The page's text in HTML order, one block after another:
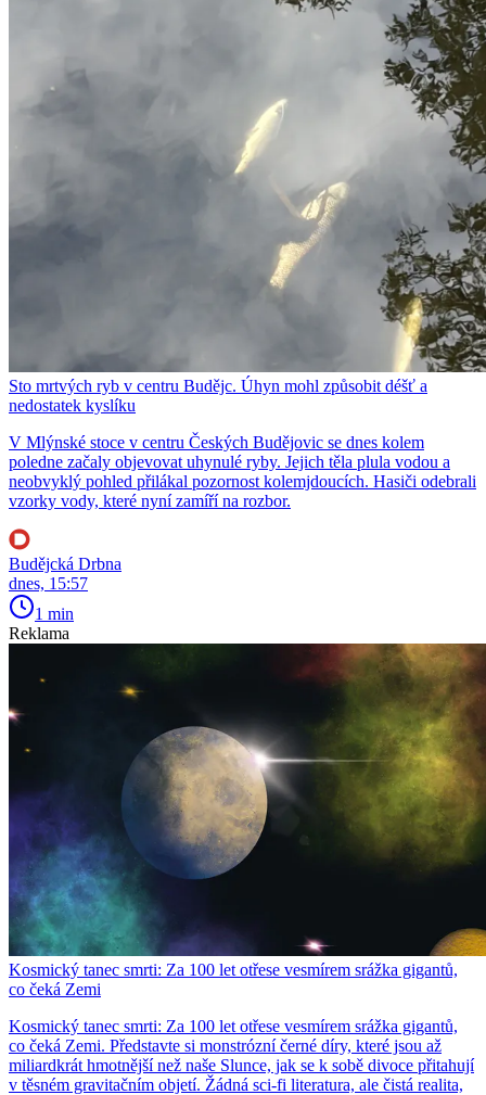
Sto mrtvých ryb v centru Budějc. Úhyn mohl způsobit déšť a
nedostatek kyslíku
V Mlýnské stoce v centru Českých Budějovic se dnes kolem
poledne začaly objevovat uhynulé ryby. Jejich těla plula vodou a
neobvyklý pohled přilákal pozornost kolemjdoucích. Hasiči odebrali
vzorky vody, které nyní zamíří na rozbor.
Budějcká Drbna
dnes, 15:57
1 min
Reklama
Kosmický tanec smrti: Za 100 let otřese vesmírem srážka gigantů,
co čeká Zemi
Kosmický tanec smrti: Za 100 let otřese vesmírem srážka gigantů,
co čeká Zemi. Představte si monstrózní černé díry, které jsou až
miliardkrát hmotnější než naše Slunce, jak se k sobě divoce přitahují
v těsném gravitačním objetí. Žádná sci-fi literatura, ale čistá realita,